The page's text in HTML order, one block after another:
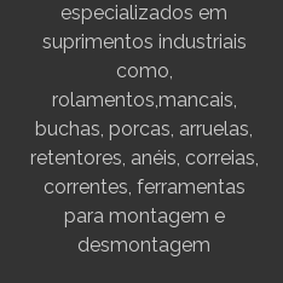
especializados em
suprimentos industriais
como,
rolamentos,mancais,
buchas, porcas, arruelas,
retentores, anéis, correias,
correntes, ferramentas
para montagem e
desmontagem